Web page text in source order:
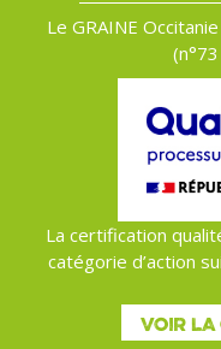
Le GRAINE
(n°
La certification
catégorie d’action
VOIR LA